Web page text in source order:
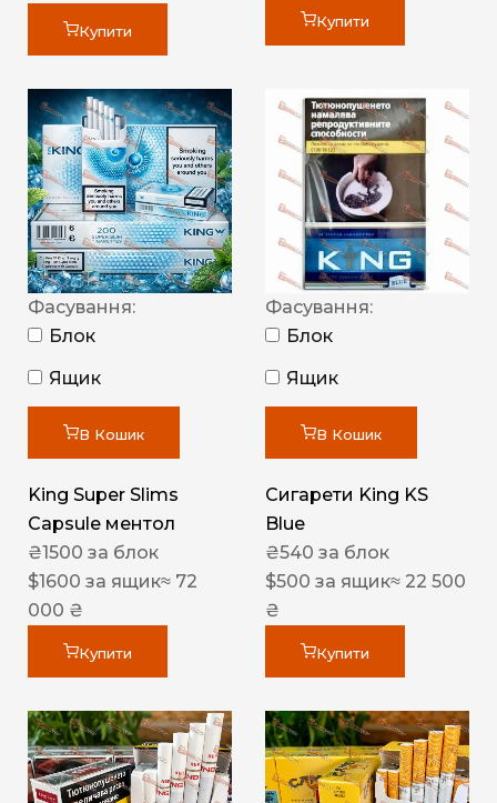
Купити
Купити
Фасування:
Блок
Ящик
В Кошик
King Super Slims
Capsule ментол
₴1500 за блок
$1600 за ящик≈ 72
000 ₴
Купити
Фасування:
Блок
Ящик
В Кошик
Сигарети King KS
Blue
₴540 за блок
$500 за ящик≈ 22 500
₴
Купити